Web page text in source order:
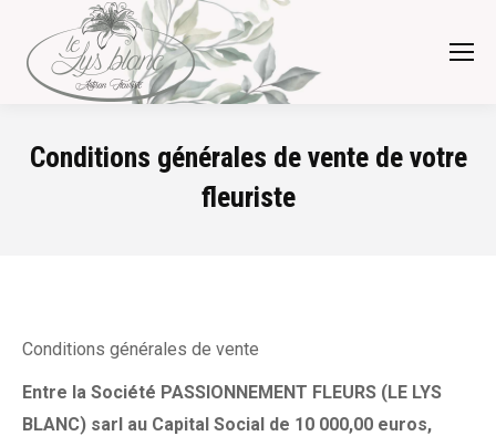
Conditions générales de vente de votre
fleuriste
Conditions générales de vente
Entre la Société PASSIONNEMENT FLEURS (LE LYS
BLANC) sarl au Capital Social de 10 000,00 euros,